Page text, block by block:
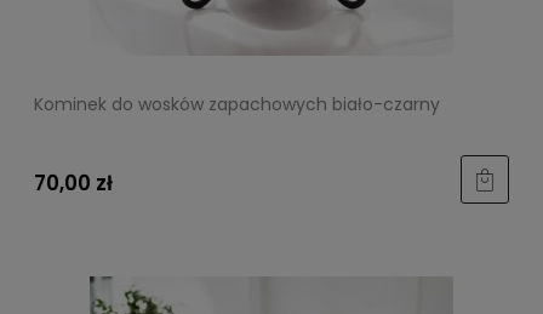
Kominek do wosków zapachowych biało-czarny
70,00 zł